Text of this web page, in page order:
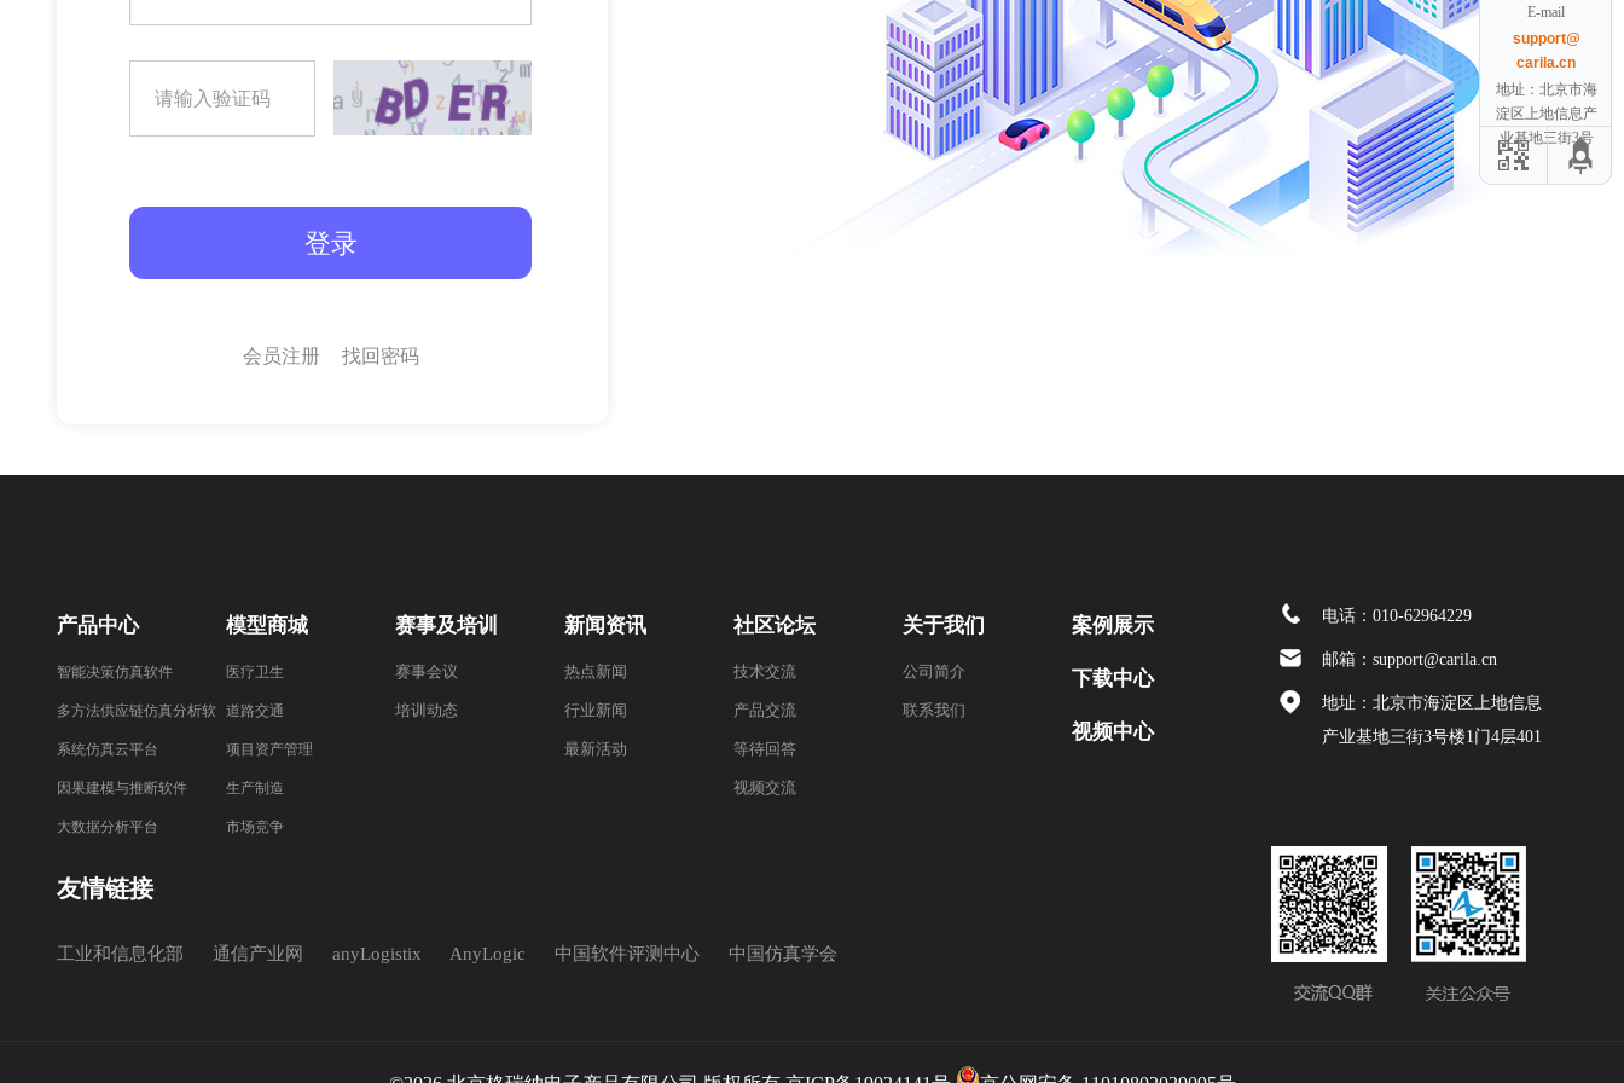
会员注册 找回密码
产品中心
智能决策仿真软件
多方法供应链仿真分析软
件
系统仿真云平台
因果建模与推断软件
大数据分析平台
模型商城
医疗卫生
道路交通
项目资产管理
生产制造
市场竞争
赛事及培训
赛事会议
培训动态
新闻资讯
热点新闻
行业新闻
最新活动
社区论坛
技术交流
产品交流
等待回答
视频交流
关于我们
公司简介
联系我们
案例展示
下载中心
视频中心
友情链接
工业和信息化部 通信产业网 anyLogistix AnyLogic 中国软件评测中心 中国仿真学会
电话：010-62964229
邮箱：support@carila.cn
地址：北京市海淀区上地信息
产业基地三街3号楼1门4层401
E-mail
support@
carila.cn
地址：北京市海
淀区上地信息产
业基地三街3号